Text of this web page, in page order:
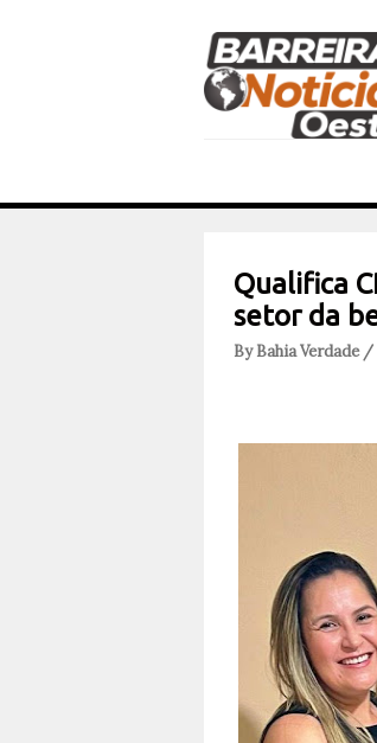
Qualifica
setor da
By Bahia Verdade